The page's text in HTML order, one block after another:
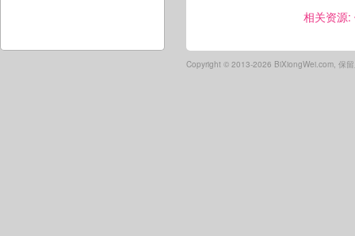
相关资源:
Copyright © 2013-2026 BiXiongWei.com, 保